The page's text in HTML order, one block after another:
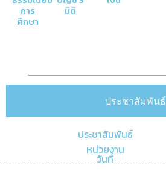
การ
ศึกษา
มิติ
ประชาสัมพันธ์
ประชาสัมพันธ์
หน่วยงาน
วันที่